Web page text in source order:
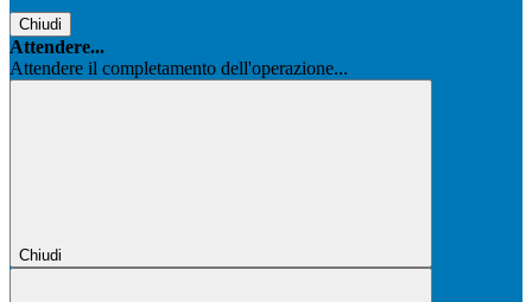
Chiudi
Attendere...
Attendere il completamento dell'operazione...
Chiudi